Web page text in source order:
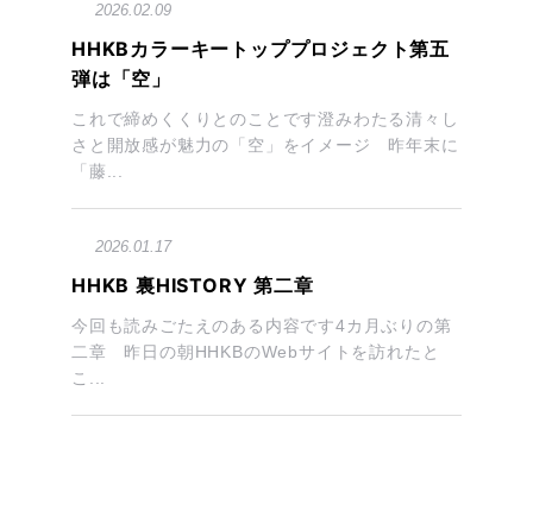
2026.02.09
HHKBカラーキートッププロジェクト第五
弾は「空」
これで締めくくりとのことです澄みわたる清々し
さと開放感が魅力の「空」をイメージ 昨年末に
「藤...
2026.01.17
HHKB 裏HISTORY 第二章
今回も読みごたえのある内容です4カ月ぶりの第
二章 昨日の朝HHKBのWebサイトを訪れたと
こ...